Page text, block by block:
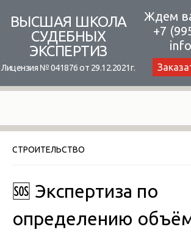
content
ВЫСШАЯ ШКОЛА
СУДЕБНЫХ
ЭКСПЕРТИЗ
Лицензия № 041876 от 29.12.2021г.
Ждем
+7
СТРОИТЕЛЬСТВО
🆘 Экспертиза по
определению